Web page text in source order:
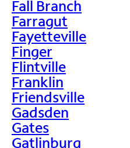
Fall Branch
Farragut
Fayetteville
Finger
Flintville
Franklin
Friendsville
Gadsden
Gates
Gatlinburg